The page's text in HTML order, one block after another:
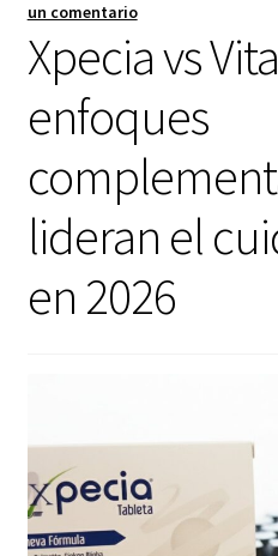
Marcas
Opiniones Vita Asanti |
Panel de afiliado
Política de Cookies
Política de Privacidad
Protección de Datos
un comentario
Xpecia vs
enfoques
lideran el
en 2026